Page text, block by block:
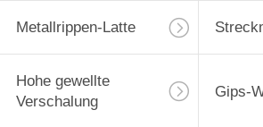
Metallrippen-Latte
Hohe gewellte
Verschalung
Gips-